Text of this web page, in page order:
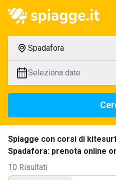
Spadafora
Seleziona date
Spiagge con corsi di
Spadafora: prenota online
10 Risultati